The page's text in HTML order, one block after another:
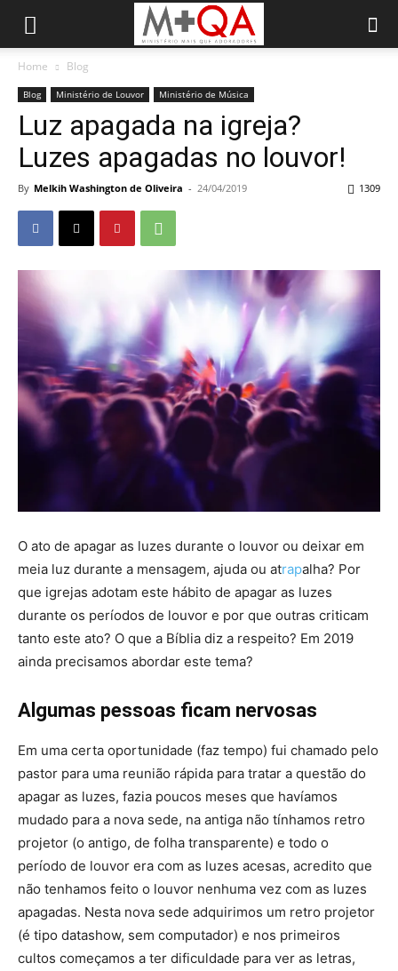
Home Blog
Blog Ministério de Louvor Ministério de Música
Luz apagada na igreja?
Luzes apagadas no louvor!
By Melkih Washington de Oliveira - 24/04/2019 1309
O ato de apagar as luzes durante o louvor ou deixar em
meia luz durante a mensagem, ajuda ou atrapalha? Por
que igrejas adotam este hábito de apagar as luzes
durante os períodos de louvor e por que outras criticam
tanto este ato? O que a Bíblia diz a respeito? Em 2019
ainda precisamos abordar este tema?
Algumas pessoas ficam nervosas
Em uma certa oportunidade (faz tempo) fui chamado pelo
pastor para uma reunião rápida para tratar a questão do
apagar as luzes, fazia poucos meses que havíamos
mudado para a nova sede, na antiga não tínhamos retro
projetor (o antigo, de folha transparente) e todo o
período de louvor era com as luzes acesas, acredito que
não tenhamos feito o louvor nenhuma vez com as luzes
apagadas. Nesta nova sede adquirimos um retro projetor
(é tipo datashow, sem computador) e nos primeiros
cultos começamos a ter dificuldade para ver as letras,